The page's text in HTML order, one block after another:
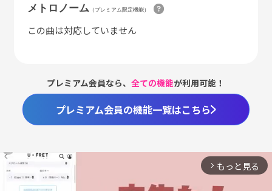
メトロノーム （プレミアム限定機能）
この曲は対応していません
プレミアム会員なら、全ての機能が利用可能！
プレミアム会員の機能一覧はこちら
arrow_forward_ios もっと見る